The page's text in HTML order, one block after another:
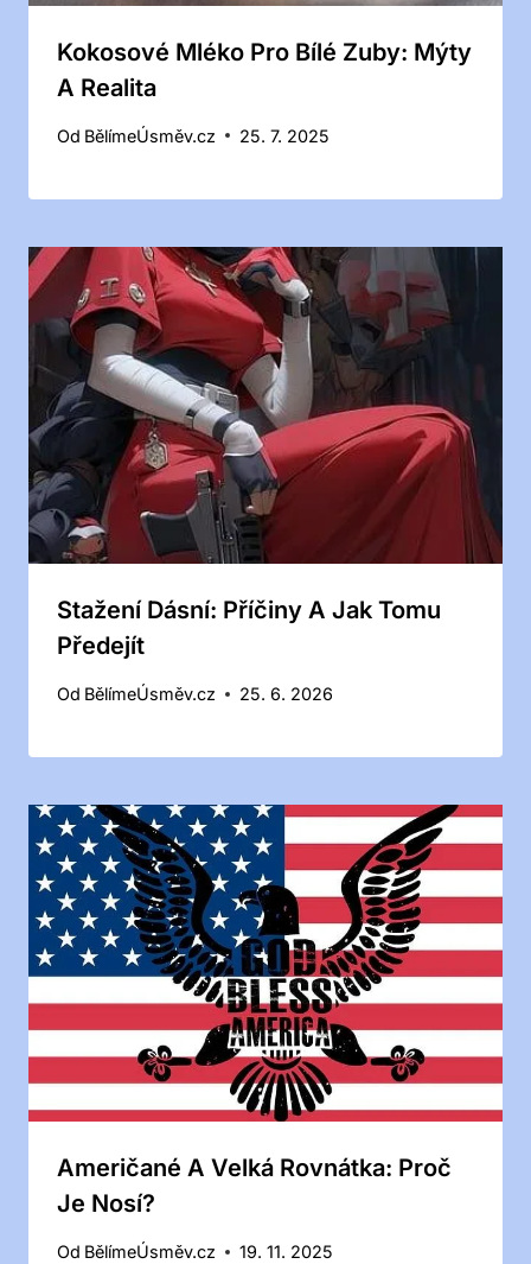
Kokosové Mléko Pro Bílé Zuby: Mýty
A Realita
Od BělímeÚsměv.cz 25. 7. 2025
Stažení Dásní: Příčiny A Jak Tomu
Předejít
Od BělímeÚsměv.cz 25. 6. 2026
Američané A Velká Rovnátka: Proč
Je Nosí?
Od BělímeÚsměv.cz 19. 11. 2025